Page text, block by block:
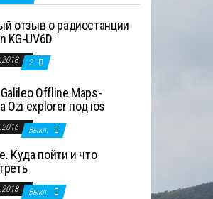
отзыв о радиостанции
KG-UV6D
2
Offline Maps-
Ozi explorer под ios
Выкл.
Куда пойти и что
Выкл.